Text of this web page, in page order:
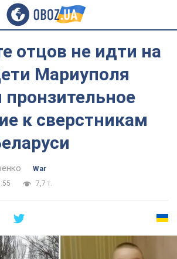
отцов не идти на
Мариуполя
пронзительное
к сверстникам
War
7,7 т.